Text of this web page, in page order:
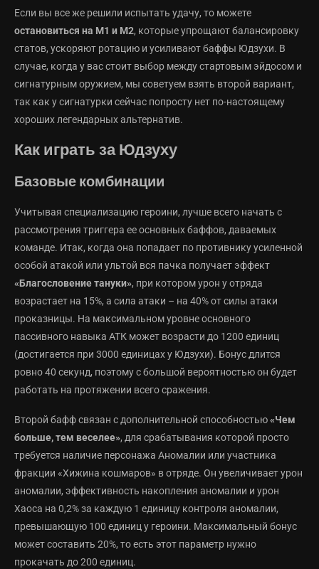
Если вы все же решили испытать удачу, то можете
остановиться на М1 и М2, которые упрощают балансировку
статов, ускоряют ротацию и усиливают баффы Юдзухи. В
случае, когда у вас стоит выбор между стартовым эйдосом и
сигнатурным оружием, мы советуем взять второй вариант,
так как у сигнатурки сейчас попросту нет по-настоящему
хороших легендарных альтернатив.
Как играть за Юдзуху
Базовые комбинации
Учитывая специализацию героини, лучше всего начать с
рассмотрения триггера ее основных баффов, даваемых
команде. Итак, когда она попадает по противнику усиленной
особой атакой или ультой вся пачка получает эффект
«Благословение тануки», при котором урон у отряда
возрастает на 15%, а сила атаки – на 40% от силы атаки
проказницы. На максимальном уровне основного
пассивного навыка АТК может возрасти до 1200 единиц
(достигается при 3000 единицах у Юдзухи). Бонус длится
ровно 40 секунд, поэтому с большой вероятностью он будет
работать на протяжении всего сражения.
Второй бафф связан с дополнительной способностью«Чем
больше, тем веселее», для срабатывания которой просто
требуется наличие персонажа Аномалии или участника
фракции «Хижина кошмаров» в отряде. Он увеличивает урон
аномалии, эффективность накопления аномалии и урон
Хаоса на 0,2% за каждую 1 единицу контроля аномалии,
превышающую 100 единиц у героини. Максимальный бонус
может составить 20%, то есть этот параметр нужно
прокачать до 200 единиц.